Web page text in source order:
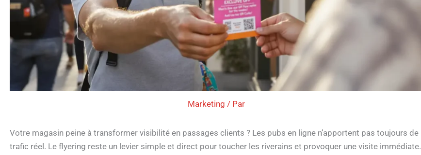
Marketing / Par
Votre magasin peine à transformer visibilité en passages clients ? Les pubs en ligne n’apportent pas toujours de
trafic réel. Le flyering reste un levier simple et direct pour toucher les riverains et provoquer une visite immédiate.